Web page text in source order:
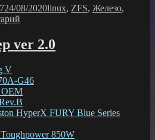
24/08/2020linux, ZFS, Железо,
Основные
команды
ver 2.0
V
G46
HyperX FURY Blue Series
850W